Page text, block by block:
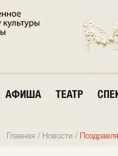
АФИША ТЕАТР
Главная / Новости /